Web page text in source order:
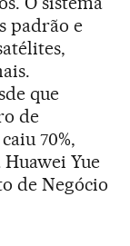
padrão e
que
de
70%,
Yue
de Negócio